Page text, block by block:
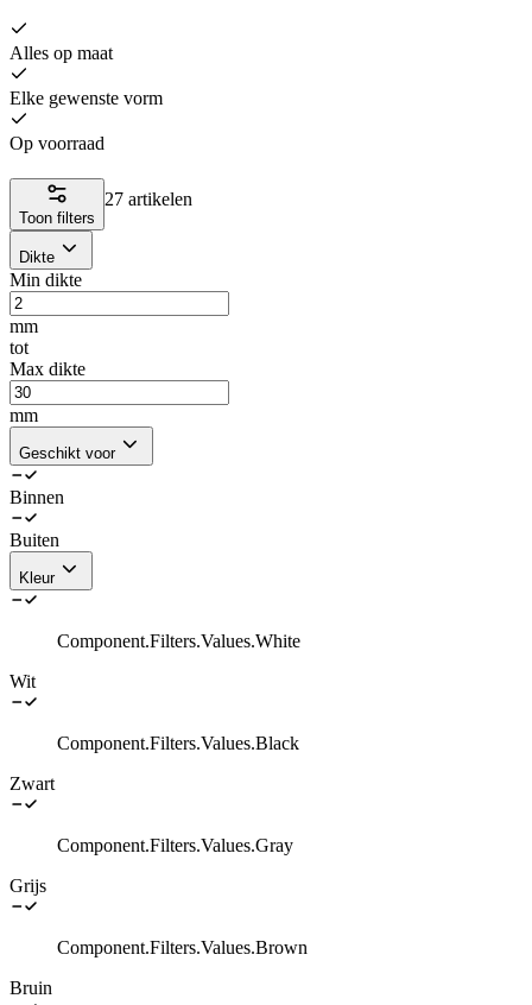
Alles op maat
Elke gewenste vorm
Op voorraad
Toon filters
27 artikelen
Dikte
Min dikte
mm
tot
Max dikte
mm
Geschikt voor
Binnen
Buiten
Kleur
Component.Filters.Values.White
Wit
Component.Filters.Values.Black
Zwart
Component.Filters.Values.Gray
Grijs
Component.Filters.Values.Brown
Bruin